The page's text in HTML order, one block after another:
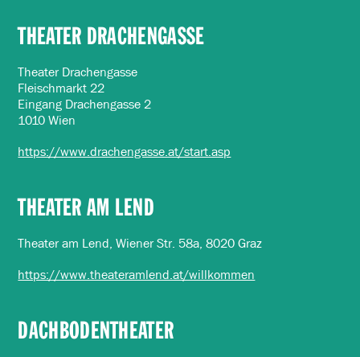
THEATER DRACHENGASSE
Theater Drachengasse
Fleischmarkt 22
Eingang Drachengasse 2
1010 Wien
https://www.drachengasse.at/start.asp
THEATER AM LEND
Theater am Lend, Wiener Str. 58a, 8020 Graz
https://www.theateramlend.at/willkommen
DACHBODENTHEATER